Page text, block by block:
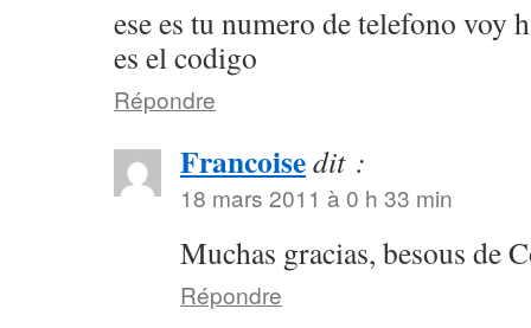
ese es tu numero de telefono voy
es el codigo
Répondre
Francoisedit :
18 mars 2011 à 0 h 33 min
Muchas gracias, besous de
Répondre